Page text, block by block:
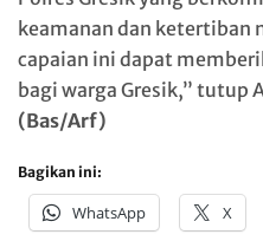
keamanan dan ketertiban
capaian ini dapat
bagi warga Gresik,” tutup
(Bas/Arf)
Bagikan ini:
WhatsApp X